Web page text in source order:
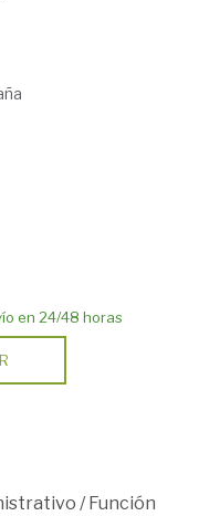
en 24/48 horas
/Función